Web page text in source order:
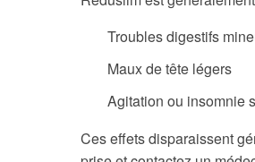
Troubles digestifs
Maux de tête légers
Agitation ou insomnie
Ces effets disparaissent